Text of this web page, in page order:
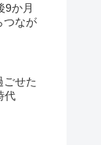
9か月
つなが
ごせた
代